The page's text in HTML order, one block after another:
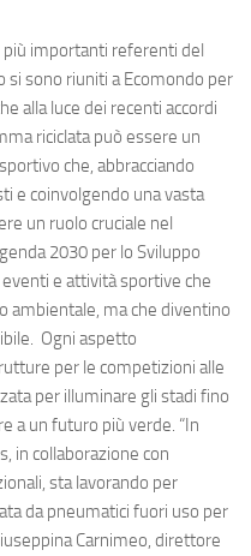
più importanti referenti del
si sono riuniti a Ecomondo per
alla luce dei recenti accordi
riciclata può essere un
che, abbracciando
e coinvolgendo una vasta
un ruolo cruciale nel
2030 per lo Sviluppo
e attività sportive che
ambientale, ma che diventino
Ogni aspetto
per le competizioni alle
per illuminare gli stadi fino
a un futuro più verde. “In
in collaborazione con
sta lavorando per
da pneumatici fuori uso per
Carnimeo, direttore